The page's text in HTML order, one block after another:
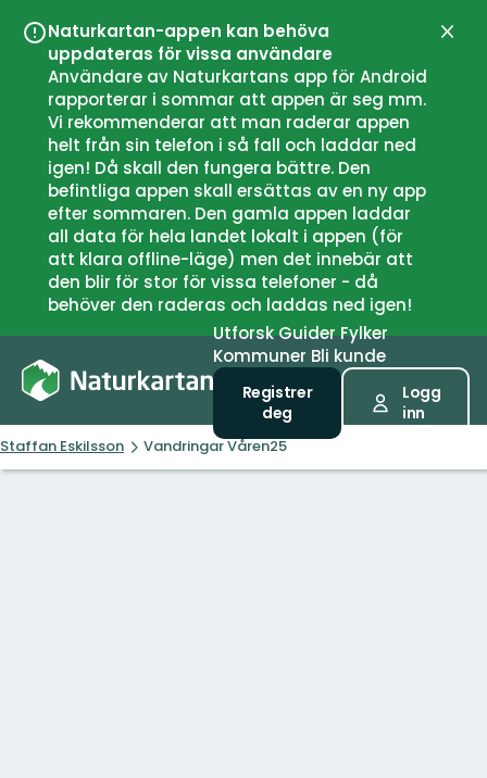
Naturkartan-appen kan behöva
uppdateras för vissa användare
Användare av Naturkartans app för Android
rapporterar i sommar att appen är seg mm.
Vi rekommenderar att man raderar appen
helt från sin telefon i så fall och laddar ned
igen! Då skall den fungera bättre. Den
befintliga appen skall ersättas av en ny app
efter sommaren. Den gamla appen laddar
all data för hela landet lokalt i appen (för
att klara offline-läge) men det innebär att
den blir för stor för vissa telefoner - då
behöver den raderas och laddas ned igen!
Lukk
UtforskGuiderFylker
Kommuner Bli kunde
Registrer
deg
Logg
inn
Staffan Eskilsson Vandringar Våren25